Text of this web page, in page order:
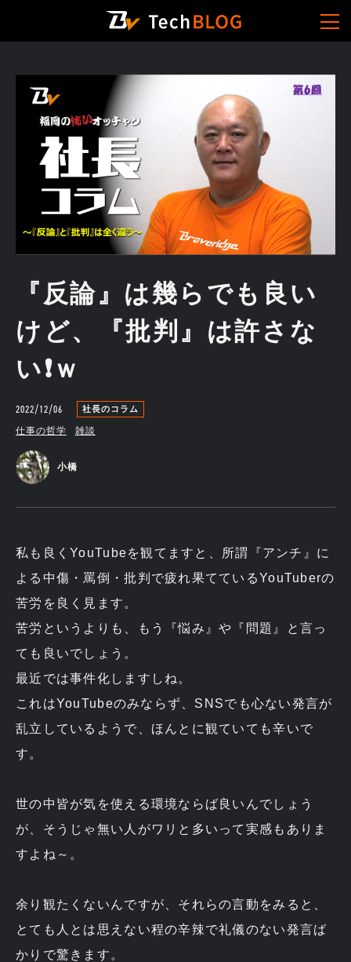
『反論』は幾らでも良い
けど、『批判』は許さな
い❗ｗ
2022/12/06 社長のコラム
仕事の哲学 雑談
小橋
私も良くYouTubeを観てますと、所謂『アンチ』に
よる中傷・罵倒・批判で疲れ果てているYouTuberの
苦労を良く見ます。
苦労というよりも、もう『悩み』や『問題』と言っ
ても良いでしょう。
最近では事件化しますしね。
これはYouTubeのみならず、SNSでも心ない発言が
乱立しているようで、ほんとに観ていても辛いで
す。
世の中皆が気を使える環境ならば良いんでしょう
が、そうじゃ無い人がワリと多いって実感もありま
すよね～。
余り観たくないんですが、それらの言動をみると、
とても人とは思えない程の辛辣で礼儀のない発言ば
かりで驚きます。